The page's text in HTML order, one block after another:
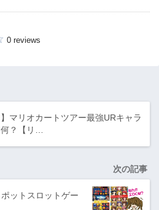
0 reviews
】マリオカートツアー最強URキャラ
？【リ…
次の記事
ットスロットゲー